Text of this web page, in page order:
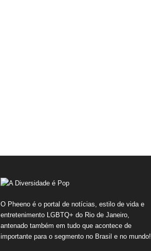
O Pheeno é o portal de notícias, estilo de vida e
entretenimento LGBTQ+ do Rio de Janeiro,
antenado também em tudo que acontece de
importante para o segmento no Brasil e no mundo!